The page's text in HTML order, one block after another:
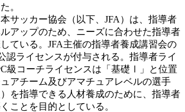
。
サッカー協会（以下、JFA）は、指導者
アップのため、ニーズに合わせた指導者
ている。JFA主催の指導者養成講習会の
認ライセンスが付与される。指導者ライ
級コーチライセンスは「基礎Ⅰ」と位置
アチーム及びアマチュアレベルの選手
）を指導できる人材養成のために、指導者
ことを目的としている。